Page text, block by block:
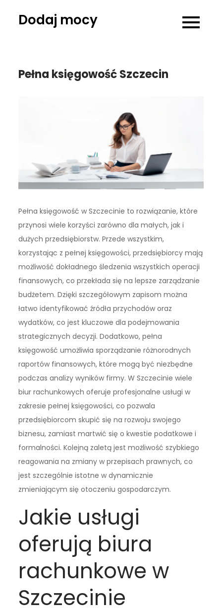
Dodaj mocy
Pełna księgowość Szczecin
Pełna księgowość w Szczecinie to rozwiązanie, które
przynosi wiele korzyści zarówno dla małych, jak i
dużych przedsiębiorstw. Przede wszystkim,
korzystając z pełnej księgowości, przedsiębiorcy mają
możliwość dokładnego śledzenia wszystkich operacji
finansowych, co przekłada się na lepsze zarządzanie
budżetem. Dzięki szczegółowym zapisom można
łatwo identyfikować źródła przychodów oraz
wydatków, co jest kluczowe dla podejmowania
strategicznych decyzji. Dodatkowo, pełna
księgowość umożliwia sporządzanie różnorodnych
raportów finansowych, które mogą być niezbędne
podczas analizy wyników firmy. W Szczecinie wiele
biur rachunkowych oferuje profesjonalne usługi w
zakresie pełnej księgowości, co pozwala
przedsiębiorcom skupić się na rozwoju swojego
biznesu, zamiast martwić się o kwestie podatkowe i
formalności. Kolejną zaletą jest możliwość szybkiego
reagowania na zmiany w przepisach prawnych, co
jest szczególnie istotne w dynamicznie
zmieniającym się otoczeniu gospodarczym.
Jakie usługi
oferują biura
rachunkowe w
Szczecinie